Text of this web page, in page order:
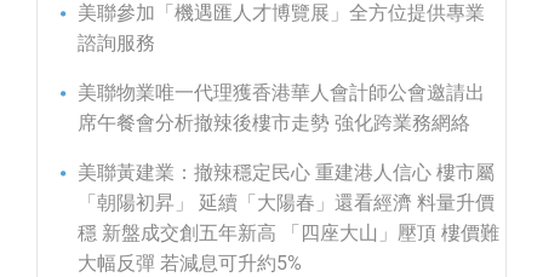
美聯參加「機遇匯人才博覽展」全方位提供專業
諮詢服務
美聯物業唯一代理獲香港華人會計師公會邀請出
席午餐會分析撤辣後樓市走勢 強化跨業務網絡
美聯黃建業：撤辣穩定民心 重建港人信心 樓市屬
「朝陽初昇」 延續「大陽春」還看經濟 料量升價
穩 新盤成交創五年新高 「四座大山」壓頂 樓價難
大幅反彈 若減息可升約5%